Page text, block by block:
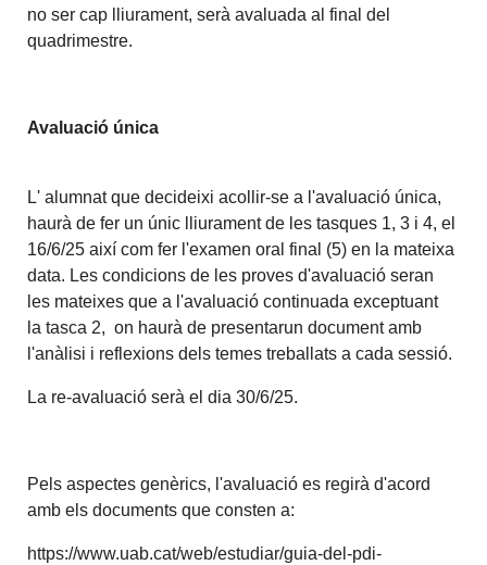
no ser cap lliurament, serà avaluada al final del
quadrimestre.
Avaluació única
L' alumnat que decideixi acollir-se a l'avaluació única,
haurà de fer un únic lliurament de les tasques 1, 3 i 4, el
16/6/25 així com fer l'examen oral final (5) en la mateixa
data. Les condicions de les proves d'avaluació seran
les mateixes que a l'avaluació continuada exceptuant
la tasca 2, on haurà de presentarun document amb
l'anàlisi i reflexions dels temes treballats a cada sessió.
La re-avaluació serà el dia 30/6/25.
Pels aspectes genèrics, l'avaluació es regirà d'acord
amb els documents que consten a:
https://www.uab.cat/web/estudiar/guia-del-pdi-